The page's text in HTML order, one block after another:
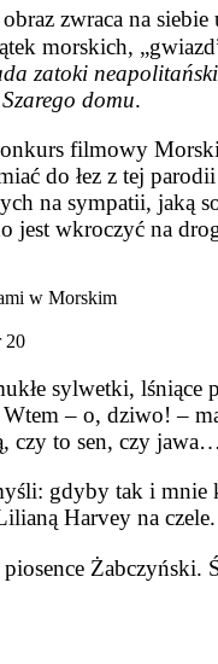
zwraca na siebie
morskich,
zatoki
Szarego domu.
filmowy
do łez z tej
na sympatii, jaką
jest wkroczyć na
w Morskim
20
sylwetki,
– o, dziwo! –
to sen, czy
gdyby tak i mnie
Harvey na
Żabczyński.